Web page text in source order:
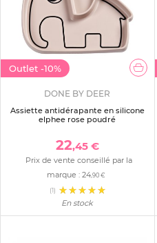
Outlet -10%
DONE BY DEER
Assiette antidérapante en silicone
elphee rose poudré
22,45 €
Prix de vente conseillé par la
marque : 24,90 €
(1)
En stock